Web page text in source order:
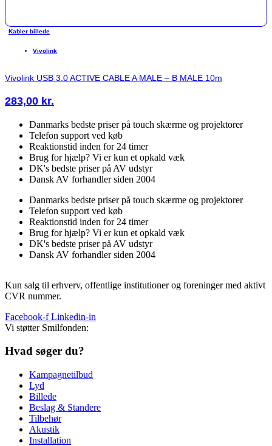
Kabler billede
Vivolink
Vivolink USB 3.0 ACTIVE CABLE A MALE – B MALE 10m
283,00 kr.
Danmarks bedste priser på touch skærme og projektorer
Telefon support ved køb
Reaktionstid inden for 24 timer
Brug for hjælp? Vi er kun et opkald væk
DK's bedste priser på AV udstyr
Dansk AV forhandler siden 2004
Danmarks bedste priser på touch skærme og projektorer
Telefon support ved køb
Reaktionstid inden for 24 timer
Brug for hjælp? Vi er kun et opkald væk
DK's bedste priser på AV udstyr
Dansk AV forhandler siden 2004
Kun salg til erhverv, offentlige institutioner og foreninger med aktivt
CVR nummer.
Facebook-f Linkedin-in
Vi støtter Smilfonden:
Hvad søger du?
Kampagnetilbud
Lyd
Billede
Beslag & Standere
Tilbehør
Akustik
Installation